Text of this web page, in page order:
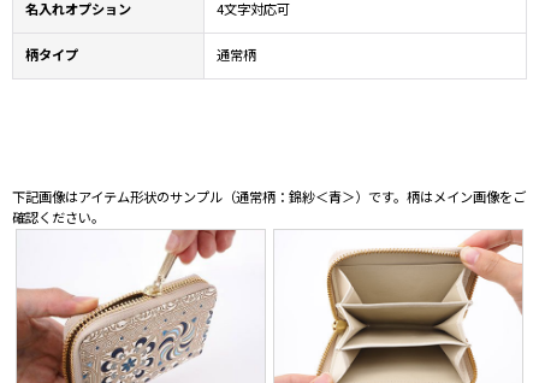
名入れオプション 4文字対応可
柄タイプ 通常柄
下記画像はアイテム形状のサンプル（通常柄：錦紗＜青＞）です。柄はメイン画像をご
確認ください。